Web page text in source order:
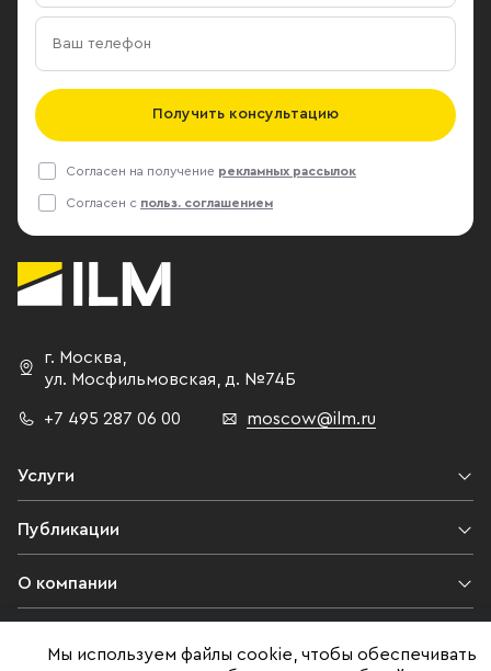
Получить консультацию
Согласен на получение рекламных рассылок
Согласен с польз. соглашением
г. Москва
ул. Мосфильмовская,
д. №74Б
+7 495 287 06 00 moscow@ilm.ru
Услуги
Публикации
О компании
Мы используем файлы cookie, чтобы обеспечивать